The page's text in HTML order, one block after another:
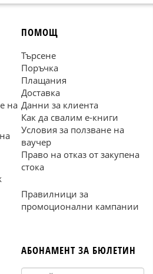
на
ПОМОЩ
Търсене
Поръчка
Плащания
Доставка
Данни за клиента
Как да свалим е-книги
Условия за ползване на
ваучер
Право на отказ от закупена
стока
Правилници за
промоционални кампании
АБОНАМЕНТ ЗА БЮЛЕТИН